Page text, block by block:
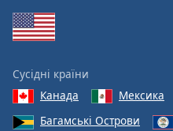
Сусідні країни
Канада
Мексика
Багамські Острови